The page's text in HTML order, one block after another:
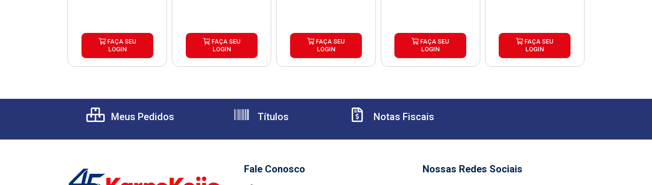
FAÇA SEU
LOGIN
FAÇA SEU
LOGIN
FAÇA SEU
LOGIN
FAÇA SEU
LOGIN
FAÇA SEU
LOGIN
Meus Pedidos Títulos Notas Fiscais
Fale Conosco Nossas Redes Sociais